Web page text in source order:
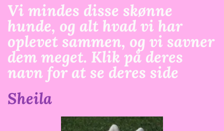
Vi mindes disse skønne
hunde, og alt hvad vi har
oplevet sammen, og vi savner
dem meget. Klik på deres
navn for at se deres side
Sheila